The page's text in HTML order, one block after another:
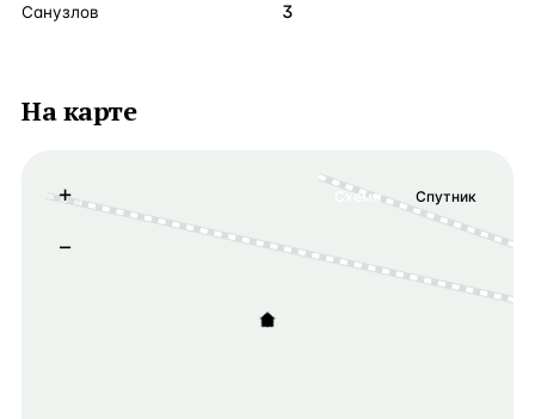
Санузлов 3
На карте
+
−
Схема Спутник